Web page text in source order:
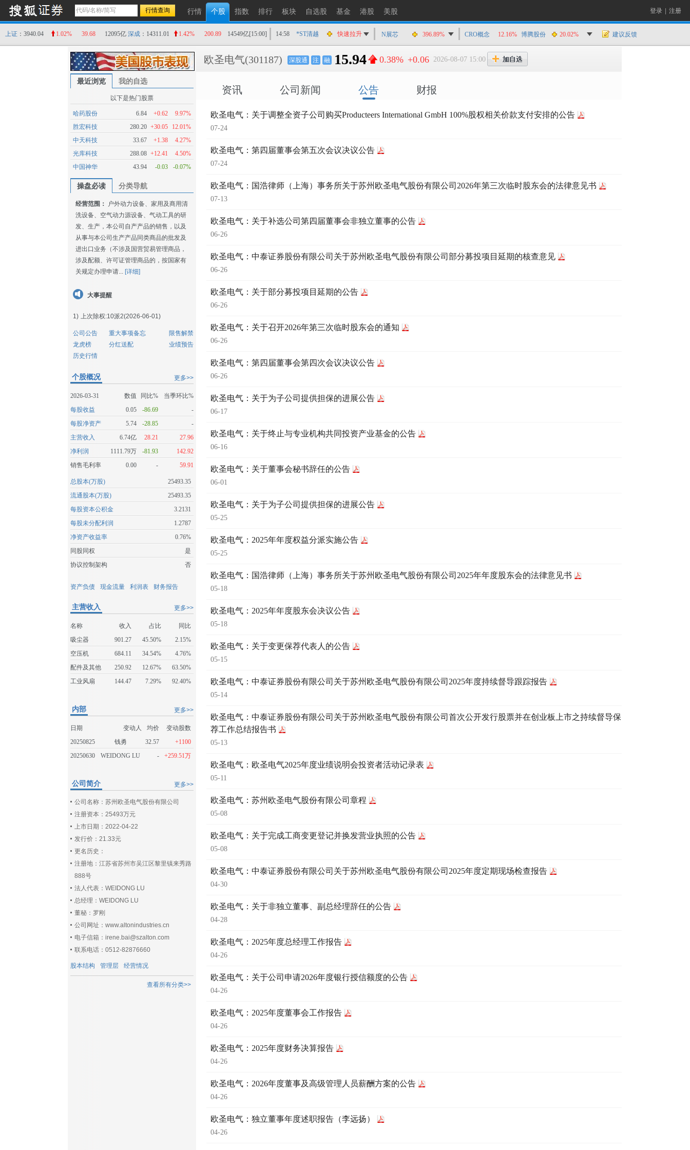
行情 个股 指数 排行 板块 自选股 基金 港股 美股 登录 注册
上证 ：3940.04 1.02% 39.68 12095亿 深成 ：14311.01 1.42% 200.89 14549亿[15:00] 14:58 *ST清越
快速拉升
14:56
上工Ｂ股
快速拉升
14:56
爱丽家居
快速拉升
14:56
南亚新材
猛烈打压
14:55
盛达资源
涨停
14:54
永安药业
快速拉升
N展芯 396.89% CRO概念 12.16% 博腾股份 20.02% 建议反馈
最近浏览 我的自选
以下是热门股票
哈药股份 6.84 +0.62
9.97%
胜宏科技
280.20 +30.05
12.01%
中天科技
33.67 +1.38
4.27%
光库科技
288.08 +12.41
4.50%
中国神华
43.94 -0.03 -0.07%
操盘必读 分类导航
经营范围：
户外动力设备、家用及商用清
洗设备、空气动力源设备、气动工具的研
发、生产，本公司自产产品的销售，以及
从事与本公司生产产品同类商品的批发及
进出口业务（不涉及国营贸易管理商品，
涉及配额、许可证管理商品的，按国家有
关规定办理申请... [详细]
大事提醒
1) 上次除权:10派2(2026-06-01)
公司公告 重大事项备忘
限售解禁
龙虎榜
分红送配
业绩预告
历史行情
更多>>
个股概况
2026-03-31 数值 同比%
当季环比%
每股收益
0.05 -86.69
-
每股净资产
5.74 -28.85
-
主营收入
6.74亿 28.21
27.96
净利润
1111.79万 -81.93
142.92
销售毛利率
0.00 - 59.91
总股本(万股)
25493.35
流通股本(万股)
25493.35
每股资本公积金
3.2131
每股未分配利润
1.2787
净资产收益率
0.76%
同股同权
是
协议控制架构
否
资产负债 现金流量 利润表 财务报告
更多>>
主营收入
名称 收入 占比
同比
吸尘器
901.27 45.50%
2.15%
空压机
684.11 34.54%
4.76%
配件及其他
250.92 12.67%
63.50%
工业风扇
144.47 7.29% 92.40%
更多>>
内部
日期 变动人 均价
变动股数
20250825
钱勇 32.57
+1100
20250630
WEIDONG LU - +259.51万
更多>>
公司简介
公司名称：苏州欧圣电气股份有限公司
注册资本：25493万元
上市日期：2022-04-22
发行价：21.33元
更名历史：
注册地：江苏省苏州市吴江区黎里镇来秀路
888号
法人代表：WEIDONG LU
总经理：WEIDONG LU
董秘：罗刚
公司网址：www.altonindustries.cn
电子信箱：irene.bai@szalton.com
联系电话：0512-82876660
股本结构 管理层 经营情况
查看所有分类>>
欧圣电气(301187) 深股通 注 融 15.94 0.38% +0.06 2026-08-07 15:00
资讯 公司新闻 公告 财报
欧圣电气：关于调整全资子公司购买Producteers International GmbH 100%股权相关价款支付安排的公告
07-24
欧圣电气：第四届董事会第五次会议决议公告
07-24
欧圣电气：国浩律师（上海）事务所关于苏州欧圣电气股份有限公司2026年第三次临时股东会的法律意见书
07-13
欧圣电气：关于补选公司第四届董事会非独立董事的公告
06-26
欧圣电气：中泰证券股份有限公司关于苏州欧圣电气股份有限公司部分募投项目延期的核查意见
06-26
欧圣电气：关于部分募投项目延期的公告
06-26
欧圣电气：关于召开2026年第三次临时股东会的通知
06-26
欧圣电气：第四届董事会第四次会议决议公告
06-26
欧圣电气：关于为子公司提供担保的进展公告
06-17
欧圣电气：关于终止与专业机构共同投资产业基金的公告
06-16
欧圣电气：关于董事会秘书辞任的公告
06-01
欧圣电气：关于为子公司提供担保的进展公告
05-25
欧圣电气：2025年年度权益分派实施公告
05-25
欧圣电气：国浩律师（上海）事务所关于苏州欧圣电气股份有限公司2025年年度股东会的法律意见书
05-18
欧圣电气：2025年年度股东会决议公告
05-18
欧圣电气：关于变更保荐代表人的公告
05-15
欧圣电气：中泰证券股份有限公司关于苏州欧圣电气股份有限公司2025年度持续督导跟踪报告
05-14
欧圣电气：中泰证券股份有限公司关于苏州欧圣电气股份有限公司首次公开发行股票并在创业板上市之持续督导保
荐工作总结报告书
05-13
欧圣电气：欧圣电气2025年度业绩说明会投资者活动记录表
05-11
欧圣电气：苏州欧圣电气股份有限公司章程
05-08
欧圣电气：关于完成工商变更登记并换发营业执照的公告
05-08
欧圣电气：中泰证券股份有限公司关于苏州欧圣电气股份有限公司2025年度定期现场检查报告
04-30
欧圣电气：关于非独立董事、副总经理辞任的公告
04-28
欧圣电气：2025年度总经理工作报告
04-26
欧圣电气：关于公司申请2026年度银行授信额度的公告
04-26
欧圣电气：2025年度董事会工作报告
04-26
欧圣电气：2025年度财务决算报告
04-26
欧圣电气：2026年度董事及高级管理人员薪酬方案的公告
04-26
欧圣电气：独立董事年度述职报告（李远扬）
04-26